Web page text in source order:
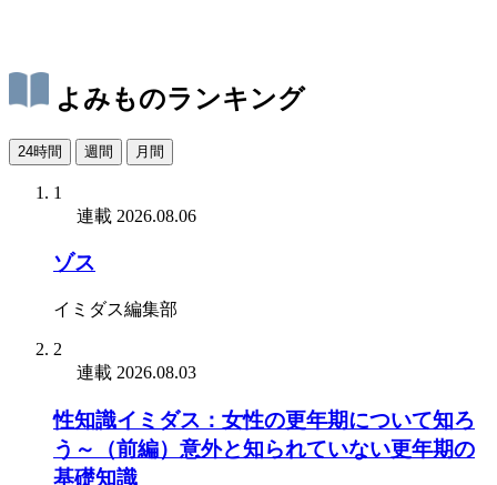
よみものランキング
24時間 週間 月間
1
連載 2026.08.06
ゾス
イミダス編集部
2
連載 2026.08.03
性知識イミダス：女性の更年期について知ろ
う～（前編）意外と知られていない更年期の
基礎知識